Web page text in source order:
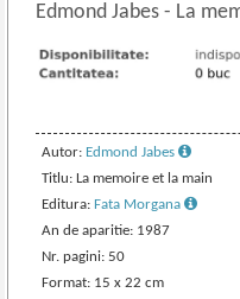
Edmond Jabes- La
Autor: Edmond Jabes
Titlu: La memoire et la main
Editura:Fata Morgana
An de aparitie: 1987
Nr. pagini: 50
Format: 15 x 22 cm